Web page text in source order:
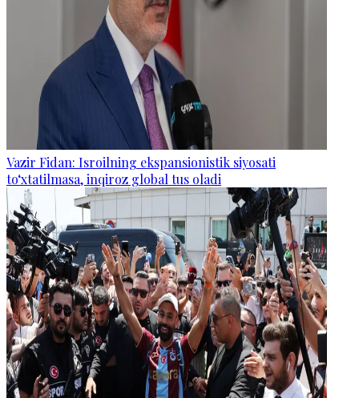
Vazir Fidan: Isroilning ekspansionistik siyosati
to‘xtatilmasa, inqiroz global tus oladi